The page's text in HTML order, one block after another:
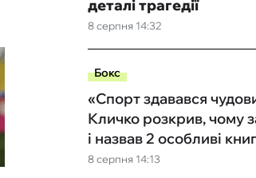
8 серпня 14:32
деталі трагедії
Бокс
8 серпня 14:13
«Спорт здавався
Кличко розкрив, чому
і назвав 2 особливі